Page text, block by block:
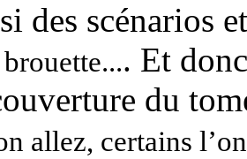
des scénarios
. Et
du
allez, certains